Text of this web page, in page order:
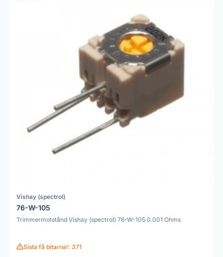
Vishay (spectrol)
76-W-105
Trimmermotstånd Vishay (spectrol) 76-W-105 0.001 Ohms
Sista få bitarna!: 371